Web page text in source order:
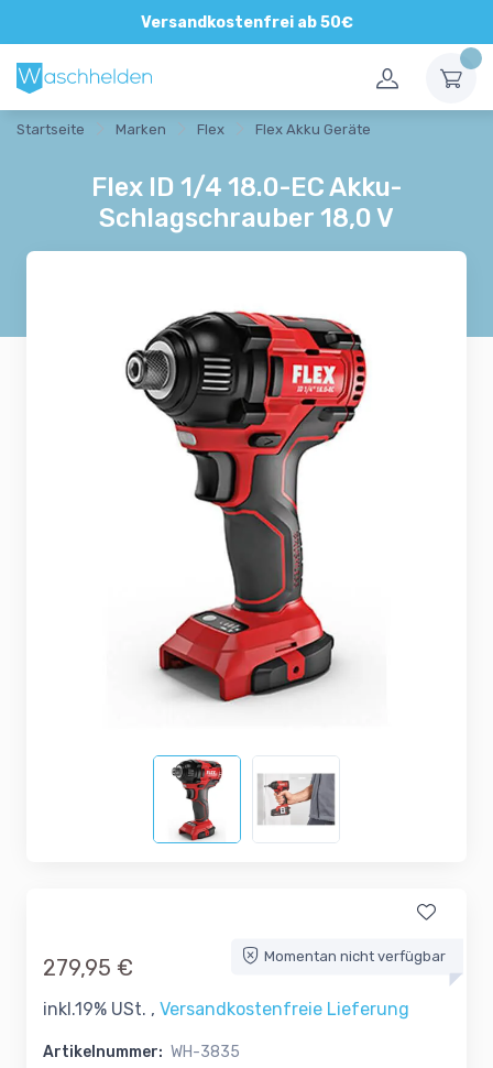
Versandkostenfrei ab 50€
Direkte und persönliche Beratung
Startseite Marken Flex Flex Akku Geräte
Flex ID 1/4 18.0-EC Akku-
Schlagschrauber 18,0 V
Momentan nicht verfügbar
279,95 €
inkl.19% USt. , Versandkostenfreie Lieferung
Artikelnummer: WH-3835